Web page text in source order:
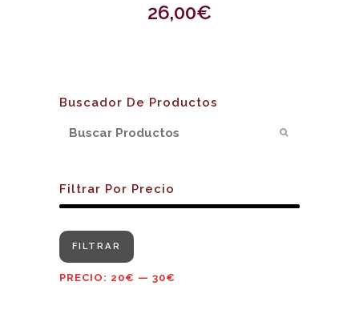
26,00€
Buscador De Productos
Filtrar Por Precio
Precio
mínimo
Precio
máximo
FILTRAR
PRECIO: 20€ — 30€